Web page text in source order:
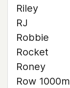
Riley
RJ
Robbie
Rocket
Roney
Row 1000m